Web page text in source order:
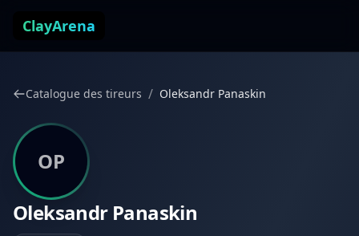
ClayArena
Catalogue des tireurs / Oleksandr Panaskin
OP
Oleksandr Panaskin